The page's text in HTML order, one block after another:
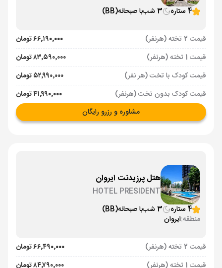
4 ستاره
3 شب با صبحانه(BB)
قیمت 2 تخته (هرنفر)
۶۶٬۱۹۰٬۰۰۰ تومان
قیمت 1 تخته (هرنفر)
۸۳٬۵۹۰٬۰۰۰ تومان
قیمت کودک با تخت (هر نفر)
۵۲٬۹۹۰٬۰۰۰ تومان
قیمت کودک بدون تخت (هرنفر)
۴۱٬۹۹۰٬۰۰۰ تومان
مشاوره و رزرو رایگان
هتل پرزیدنت ایروان
HOTEL PRESIDENT
4 ستاره
3 شب با صبحانه(BB)
منطقه:ایروان
قیمت 2 تخته (هرنفر)
۶۶٬۴۹۰٬۰۰۰ تومان
قیمت 1 تخته (هرنفر)
۸۴٬۷۹۰٬۰۰۰ تومان